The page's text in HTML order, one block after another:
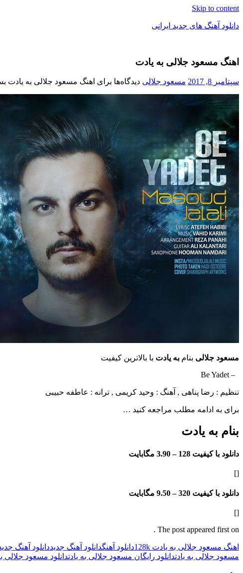
Skip to content
دانلود آهنگ های جدید ایرانی
فول
موزیک
اهنگ مسعود جلالی به یادت
سپتامبر 8, 2017 مسعود جلالی دیدگاه‌ها برای اهنگ مسعود جلالی به یادت
مسعود جلالی بنام به یادت با بالاترین کیفیت
– Be Yadet
تنظیم : رضا پناهی , آهنگ : وحید کریمی , ترانه : عاطفه حبیبی
برای به ادامه مطلب مراجعه کنید …
بنام به یادت
دانلود با کیفیت 128 – 3.90 مگابایت
[]
دانلود با کیفیت 320 – 9.50 مگابایت
[]
The post appeared first on .
اهنگ مسعود جلالی به یادت 128k دانلود آهنگدانلود آهنگ جدیددانلود آهنگ
مسعود جلالی به یادتدانلود رایگان مسعود جلالی به یادتدانلود مسعود جلالی